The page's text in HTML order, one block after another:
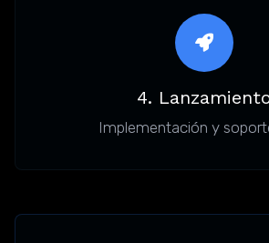
4.
Implementación y